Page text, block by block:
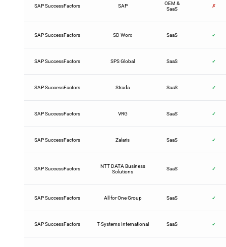
SAP SuccessFactors SAP
OEM &
SaaS
✗
SAP SuccessFactors SD Worx SaaS ✓
SAP SuccessFactors SPS Global SaaS ✓
SAP SuccessFactors Strada SaaS ✓
SAP SuccessFactors VRG SaaS ✓
SAP SuccessFactors Zalaris SaaS ✓
SAP SuccessFactors
NTT DATA Business
Solutions
SaaS ✓
SAP SuccessFactors All for One Group SaaS ✓
SAP SuccessFactors T-Systems International SaaS ✓